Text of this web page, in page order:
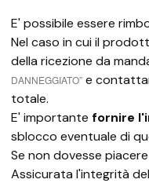
E' possibile essere
Nel caso in cui il
della ricezione da
DANNEGGIATO” e
totale.
E' importante fornire
sblocco eventuale di
Se non dovesse
Assicurata l'integrità